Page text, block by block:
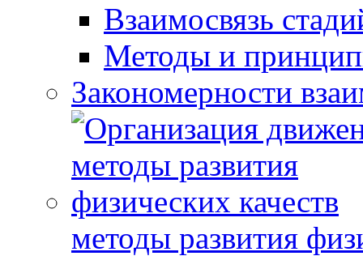
Взаимосвязь
Методы и
Закономерности
методы развития